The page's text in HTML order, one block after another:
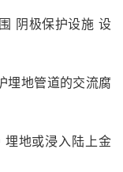
阴极保护设施 设
埋地管道的交流腐
地或浸入陆上金